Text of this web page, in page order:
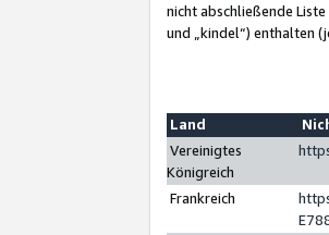
nicht abschließende
und „kindel“) enthalten
Land
Vereinigtes
Königreich
Frankreich